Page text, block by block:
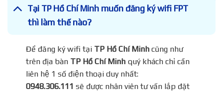
Tại TP Hồ Chí Minh muốn đăng ký wifi FPT
thì làm thế nào?
Để đăng ký wifi tạiTP Hồ Chí Minhcũng như
trên địa bànTP Hồ Chí Minhquý khách chỉ cần
liên hệ 1 số điện thoại duy nhất:
0948.306.111 sẽ được nhân viên tư vấn lắp đặt